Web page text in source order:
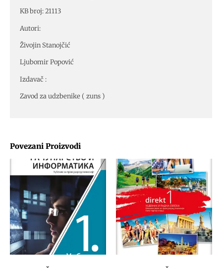
Povezani Proizvodi
KB broj: 21113
Autori:
Živojin Stanojčić
Ljubomir Popović
Izdavač :
Zavod za udzbenike ( zuns )